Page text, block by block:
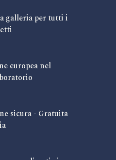
galleria per tutti i
europea nel
sicura - Gratuita